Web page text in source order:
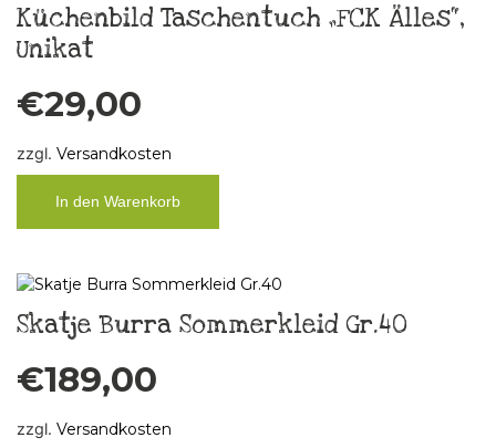
Küchenbild Taschentuch „FCK Älles“,
Unikat
€29,00
zzgl. Versandkosten
In den Warenkorb
Skatje Burra Sommerkleid Gr.40
€189,00
zzgl. Versandkosten